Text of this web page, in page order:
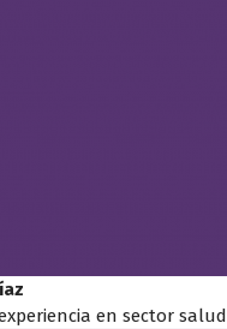
en sector salud